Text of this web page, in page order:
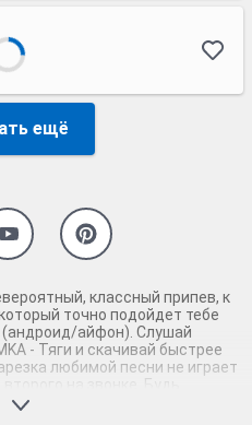
ещё
классный припев, к
точно подойдет тебе
(андроид/айфон). Слушай
- Тяги и скачивай быстрее
любимой песни не играет
на звонке. Будь
сей шедевр музыки и оценит